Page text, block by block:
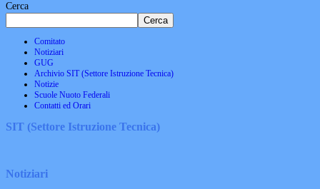
Cerca
Cerca
Comitato
Notiziari
GUG
Archivio SIT (Settore Istruzione Tecnica)
Notizie
Scuole Nuoto Federali
Contatti ed Orari
SIT (Settore Istruzione Tecnica)
Notiziari